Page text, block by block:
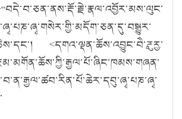
“བདེ་བ་ཅན་ནས་རྡོ་རྗེ་རྣལ་འབྱོར་མས་ལུང་
<དགའ་ལྡན་ཆོས་འབྱུང་བཻ་ཌཱུརྱ་